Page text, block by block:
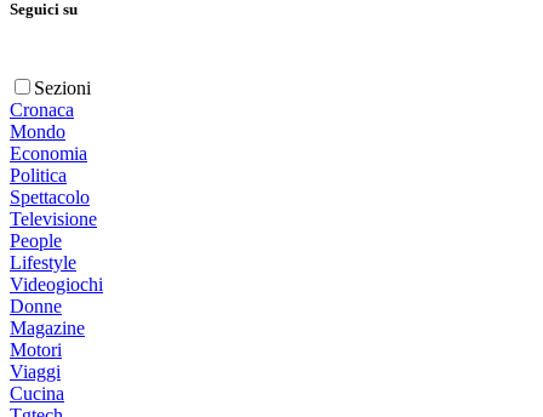
Seguici su
Sezioni
Cronaca
Mondo
Economia
Politica
Spettacolo
Televisione
People
Lifestyle
Videogiochi
Donne
Magazine
Motori
Viaggi
Cucina